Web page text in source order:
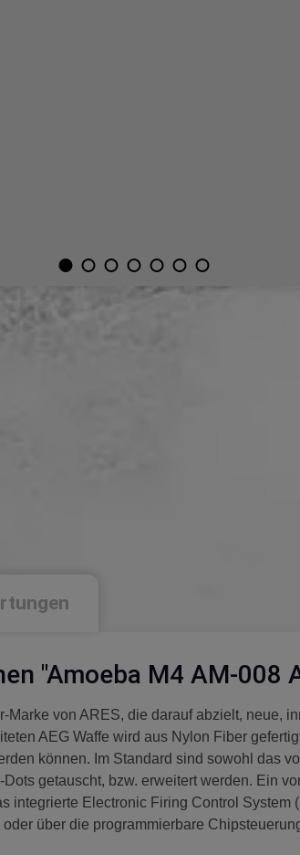
"Amoeba M4 AM-008
von ARES, die darauf abzielt, neue,
AEG Waffe wird aus Nylon Fiber
können. Im Standard sind sowohl das
getauscht, bzw. erweitert werden. Ein
integrierte Electronic Firing Control
über die programmierbare